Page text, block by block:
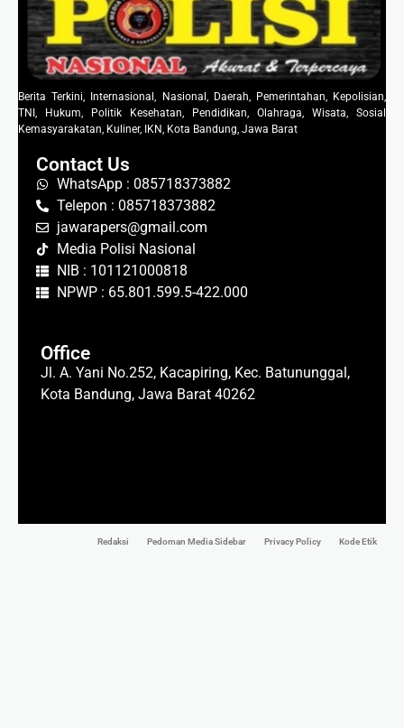
Berita Terkini, Internasional, Nasional, Daerah, Pemerintahan, Kepolisian,
TNI, Hukum, Politik Kesehatan, Pendidikan, Olahraga, Wisata, Sosial
Kemasyarakatan, Kuliner, IKN, Kota Bandung, Jawa Barat
Contact Us
WhatsApp : 085718373882
Telepon : 085718373882
jawarapers@gmail.com
Media Polisi Nasional
NIB : 101121000818
NPWP : 65.801.599.5-422.000
Office
Jl. A. Yani No.252, Kacapiring, Kec. Batununggal,
Kota Bandung, Jawa Barat 40262
Redaksi Pedoman Media Sidebar Privacy Policy Kode Etik